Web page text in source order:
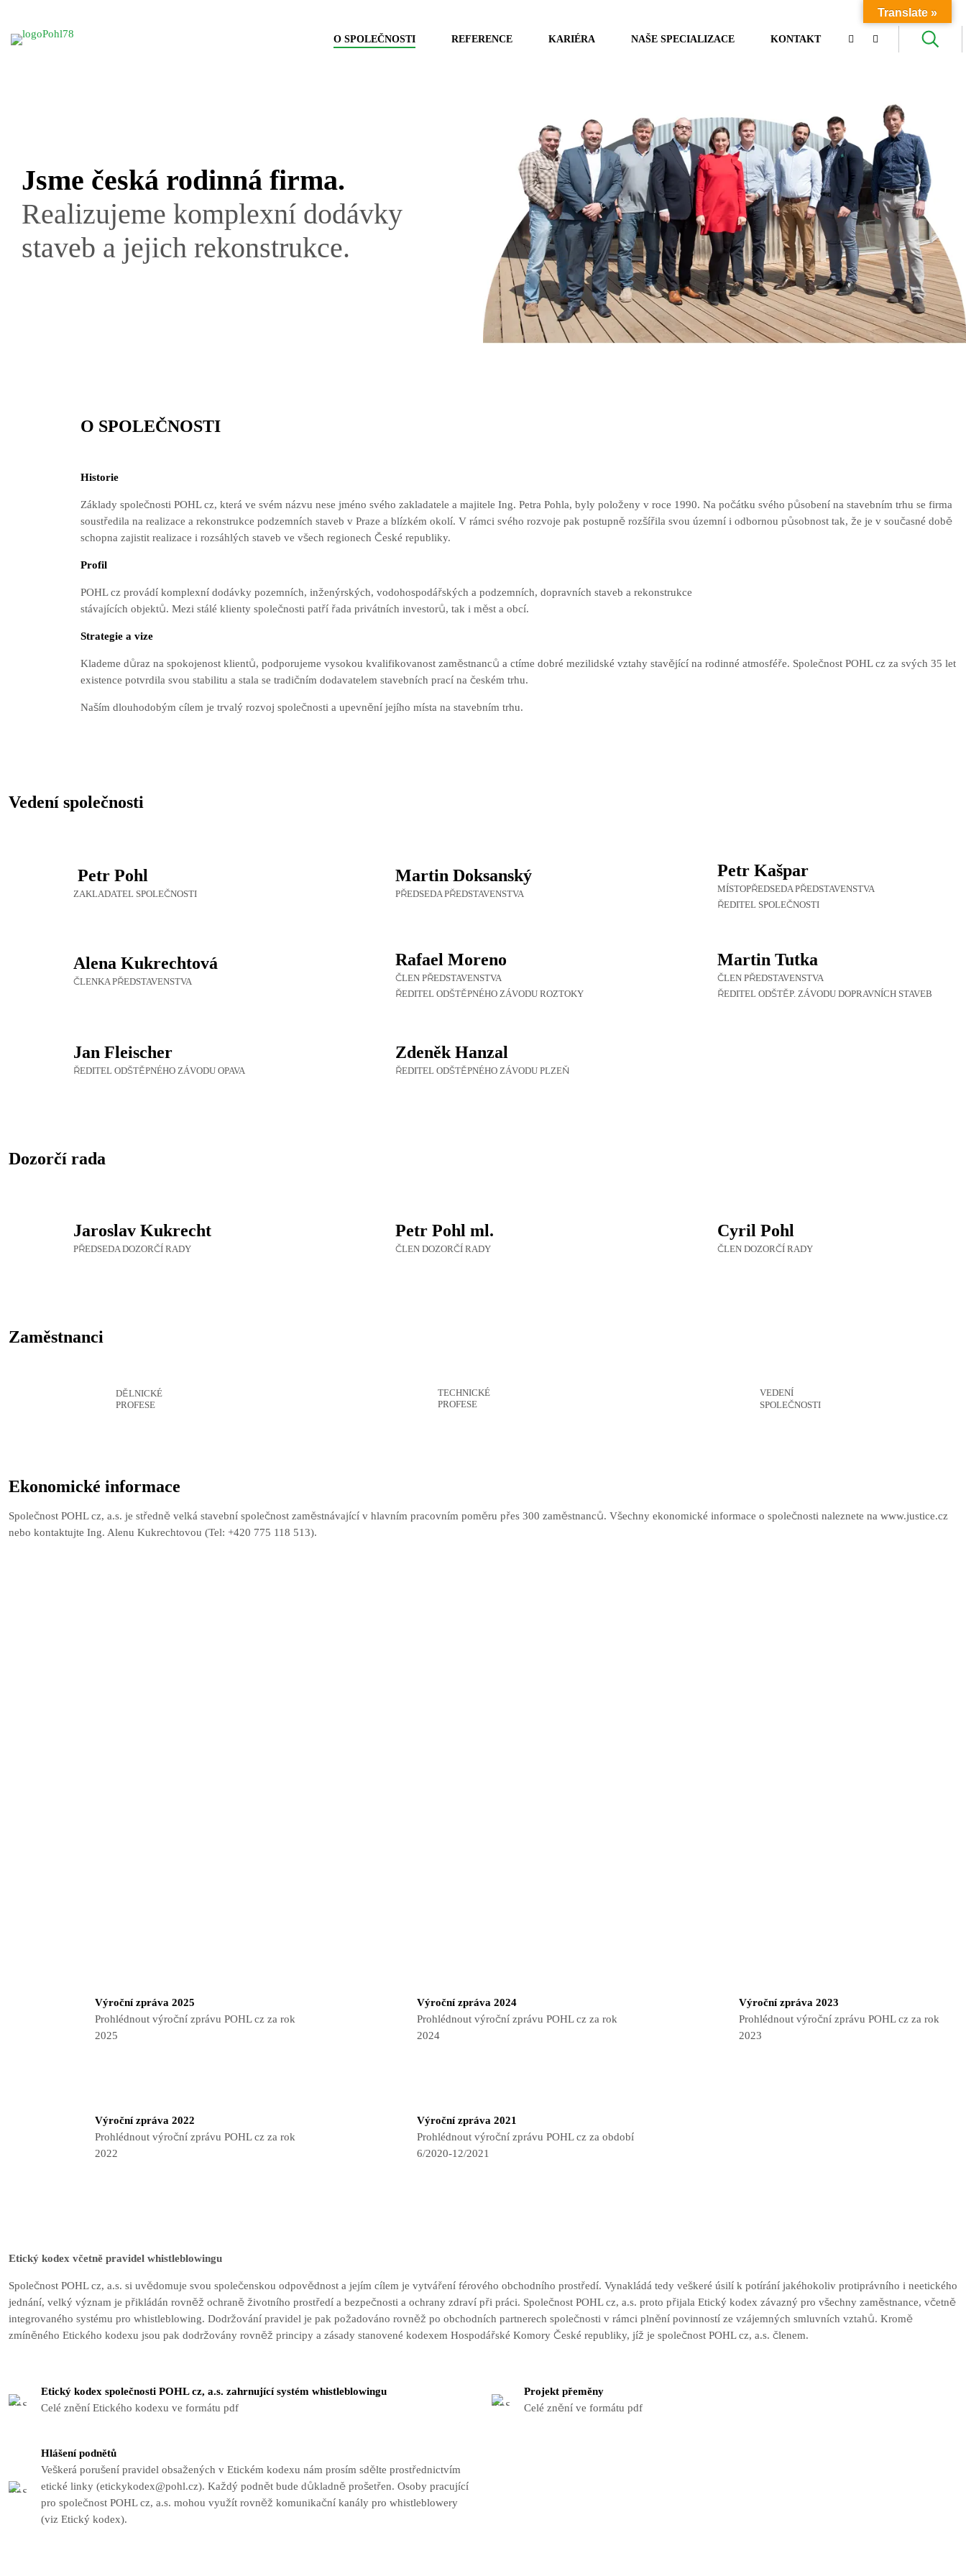
O SPOLEČNOSTI REFERENCE KARIÉRA NAŠE SPECIALIZACE KONTAKT
Jsme česká rodinná firma.
Realizujeme komplexní dodávky
staveb a jejich rekonstrukce.
O SPOLEČNOSTI
Historie
Základy společnosti POHL cz, která ve svém názvu nese jméno svého zakladatele a majitele Ing. Petra Pohla, byly položeny v roce 1990. Na počátku svého působení na stavebním trhu se firma
soustředila na realizace a rekonstrukce podzemních staveb v Praze a blízkém okolí. V rámci svého rozvoje pak postupně rozšířila svou územní i odbornou působnost tak, že je v současné době
schopna zajistit realizace i rozsáhlých staveb ve všech regionech České republiky.
Profil
POHL cz provádí komplexní dodávky pozemních, inženýrských, vodohospodářských a podzemních, dopravních staveb a rekonstrukce
stávajících objektů. Mezi stálé klienty společnosti patří řada privátních investorů, tak i měst a obcí.
Strategie a vize
Klademe důraz na spokojenost klientů, podporujeme vysokou kvalifikovanost zaměstnanců a ctíme dobré mezilidské vztahy stavějící na rodinné atmosféře. Společnost POHL cz za svých 35 let
existence potvrdila svou stabilitu a stala se tradičním dodavatelem stavebních prací na českém trhu.
Naším dlouhodobým cílem je trvalý rozvoj společnosti a upevnění jejího místa na stavebním trhu.
Vedení společnosti
Petr Pohl
ZAKLADATEL SPOLEČNOSTI
Martin Doksanský
PŘEDSEDA PŘEDSTAVENSTVA
Petr Kašpar
MÍSTOPŘEDSEDA PŘEDSTAVENSTVA
ŘEDITEL SPOLEČNOSTI
Alena Kukrechtová
ČLENKA PŘEDSTAVENSTVA
Rafael Moreno
ČLEN PŘEDSTAVENSTVA
ŘEDITEL ODŠTĚPNÉHO ZÁVODU ROZTOKY
Martin Tutka
ČLEN PŘEDSTAVENSTVA
ŘEDITEL ODŠTĚP. ZÁVODU DOPRAVNÍCH STAVEB
Jan Fleischer
ŘEDITEL ODŠTĚPNÉHO ZÁVODU OPAVA
Zdeněk Hanzal
ŘEDITEL ODŠTĚPNÉHO ZÁVODU PLZEŇ
Dozorčí rada
Jaroslav Kukrecht
PŘEDSEDA DOZORČÍ RADY
Petr Pohl ml.
ČLEN DOZORČÍ RADY
Cyril Pohl
ČLEN DOZORČÍ RADY
Zaměstnanci
DĚLNICKÉ
PROFESE
TECHNICKÉ
PROFESE
VEDENÍ
SPOLEČNOSTI
Ekonomické informace
Společnost POHL cz, a.s. je středně velká stavební společnost zaměstnávající v hlavním pracovním poměru přes 300 zaměstnanců. Všechny ekonomické informace o společnosti naleznete na www.justice.cz
nebo kontaktujte Ing. Alenu Kukrechtovou (Tel: +420 775 118 513).
Výroční zpráva 2025
Prohlédnout výroční zprávu POHL cz za rok
2025
Výroční zpráva 2024
Prohlédnout výroční zprávu POHL cz za rok
2024
Výroční zpráva 2023
Prohlédnout výroční zprávu POHL cz za rok
2023
Výroční zpráva 2022
Prohlédnout výroční zprávu POHL cz za rok
2022
Výroční zpráva 2021
Prohlédnout výroční zprávu POHL cz za období
6/2020-12/2021
Etický kodex včetně pravidel whistleblowingu
Společnost POHL cz, a.s. si uvědomuje svou společenskou odpovědnost a jejím cílem je vytváření férového obchodního prostředí. Vynakládá tedy veškeré úsilí k potírání jakéhokoliv protiprávního i neetického
jednání, velký význam je přikládán rovněž ochraně životního prostředí a bezpečnosti a ochrany zdraví při práci. Společnost POHL cz, a.s. proto přijala Etický kodex závazný pro všechny zaměstnance, včetně
integrovaného systému pro whistleblowing. Dodržování pravidel je pak požadováno rovněž po obchodních partnerech společnosti v rámci plnění povinností ze vzájemných smluvních vztahů. Kromě
zmíněného Etického kodexu jsou pak dodržovány rovněž principy a zásady stanovené kodexem Hospodářské Komory České republiky, jíž je společnost POHL cz, a.s. členem.
Etický kodex společnosti POHL cz, a.s. zahrnující systém whistleblowingu
Celé znění Etického kodexu ve formátu pdf
Projekt přeměny
Celé znění ve formátu pdf
Hlášení podnětů
Veškerá porušení pravidel obsažených v Etickém kodexu nám prosím sdělte prostřednictvím
etické linky (etickykodex@pohl.cz). Každý podnět bude důkladně prošetřen. Osoby pracující
pro společnost POHL cz, a.s. mohou využít rovněž komunikační kanály pro whistleblowery
(viz Etický kodex).
Translate »